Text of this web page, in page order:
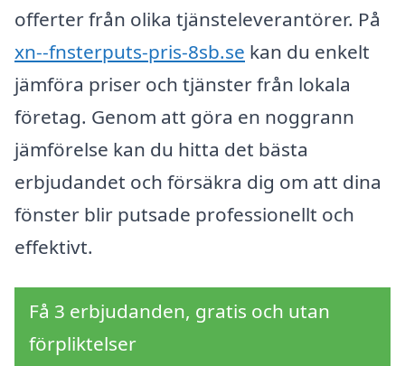
offerter från olika tjänsteleverantörer. På
xn--fnsterputs-pris-8sb.se kan du enkelt
jämföra priser och tjänster från lokala
företag. Genom att göra en noggrann
jämförelse kan du hitta det bästa
erbjudandet och försäkra dig om att dina
fönster blir putsade professionellt och
effektivt.
Få 3 erbjudanden, gratis och utan
förpliktelser